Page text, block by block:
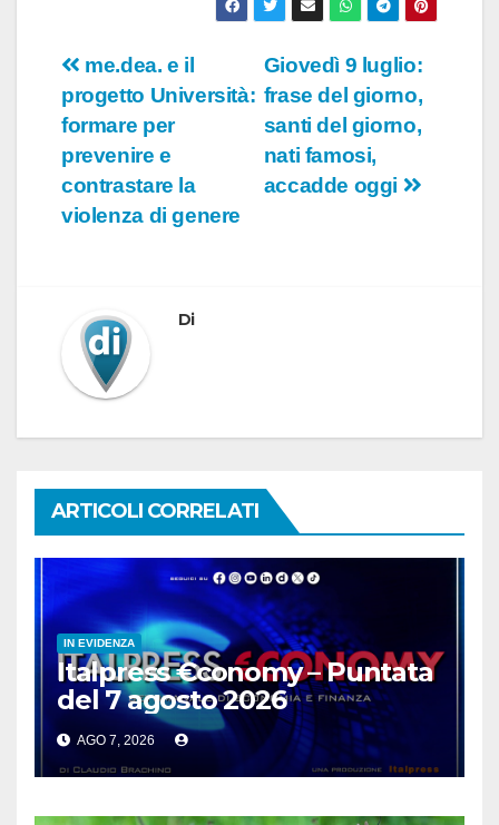
Navigazione
articoli
Giovedì 9 luglio:
frase del giorno,
santi del giorno,
nati famosi,
accadde oggi
me.dea. e il
progetto Università:
formare per
prevenire e
contrastare la
violenza di genere
Di
ARTICOLI CORRELATI
IN EVIDENZA
Italpress €conomy – Puntata
del 7 agosto 2026
AGO 7, 2026